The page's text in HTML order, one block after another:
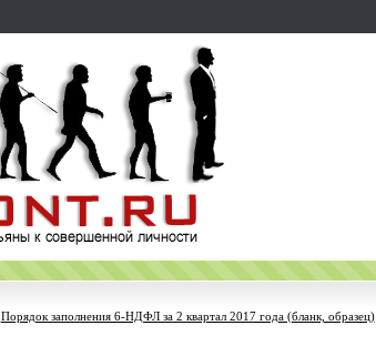
Порядок заполнения 6-НДФЛ за 2 квартал 2017 года (бланк, образец)